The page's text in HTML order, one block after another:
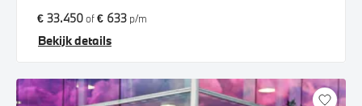
€ 33.450of€ 633 p/m
Bekijk details